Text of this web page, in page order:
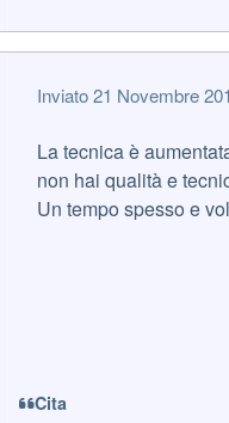
Inviato21 Novembre
La tecnica è
non hai qualità e
Un tempo spesso e
Cita